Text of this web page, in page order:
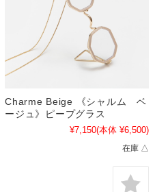
Charme Beige 《シャルム ベ
ージュ》ピープグラス
¥7,150(本体 ¥6,500)
在庫 △